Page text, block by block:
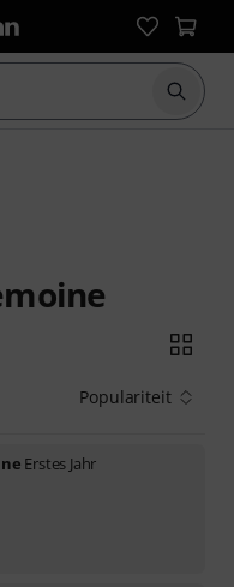
Zoek
Populariteit
Erstes Jahr